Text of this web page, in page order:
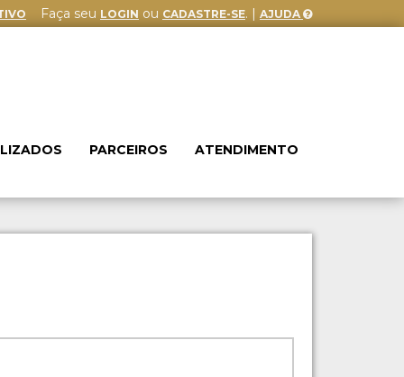
Faça seu LOGIN ou CADASTRE-SE. | AJUDA
PARCEIROS ATENDIMENTO